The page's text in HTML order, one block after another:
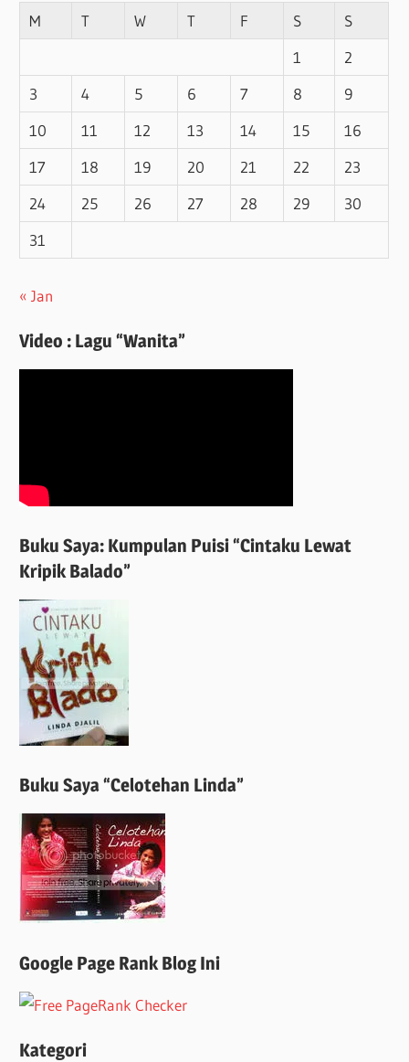
M
T W T F S
S
1
2
3
4 5 6 7 8
9
10
11 12 13 14 15
16
17
18 19 20 21 22
23
24
25 26 27 28 29
30
31
« Jan
Video : Lagu “Wanita”
Buku Saya: Kumpulan Puisi “Cintaku Lewat
Kripik Balado”
Buku Saya “Celotehan Linda”
Google Page Rank Blog Ini
Kategori